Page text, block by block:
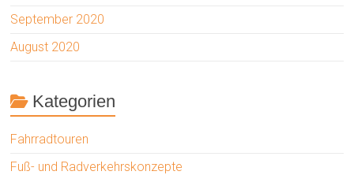
September 2020
August 2020
Kategorien
Fahrradtouren
Fuß- und Radverkehrskonzepte